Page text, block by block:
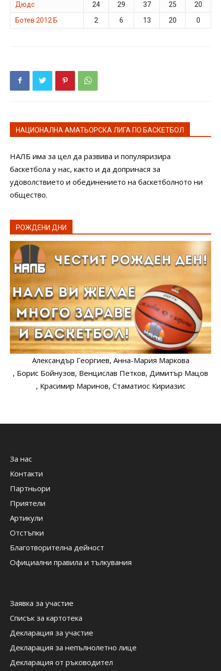
Дюдс
24 29 37 25
20
Ботев 2012 Б
2 6 13 20 0
НАЦИОНАЛНА АМАТЬОРСКА ЛИГА ПО БАСКЕТБОЛ
НАЛБ има за цел да развива и популяризира
баскетбола у нас, както и да допринася за
удоволствието и обединението на баскетболното ни
общество.
РОЖДЕНИ ДНИ
Александър Георгиев, Анна-Мария Маркова
, Борис Бойнузов, Венцислав Петков, Димитър Мацов
, Красимир Маринов, Стаматиос Кириазис
За нас
Контакти
Партньори
Приятели
Артикули
Отстъпки
Благотворителна дейност
Официални правила и тълкувания
Заявка за участие
Списък за картотека
Декларация за участие
Декларация за непълнолетно лице
Декларация от ръководител